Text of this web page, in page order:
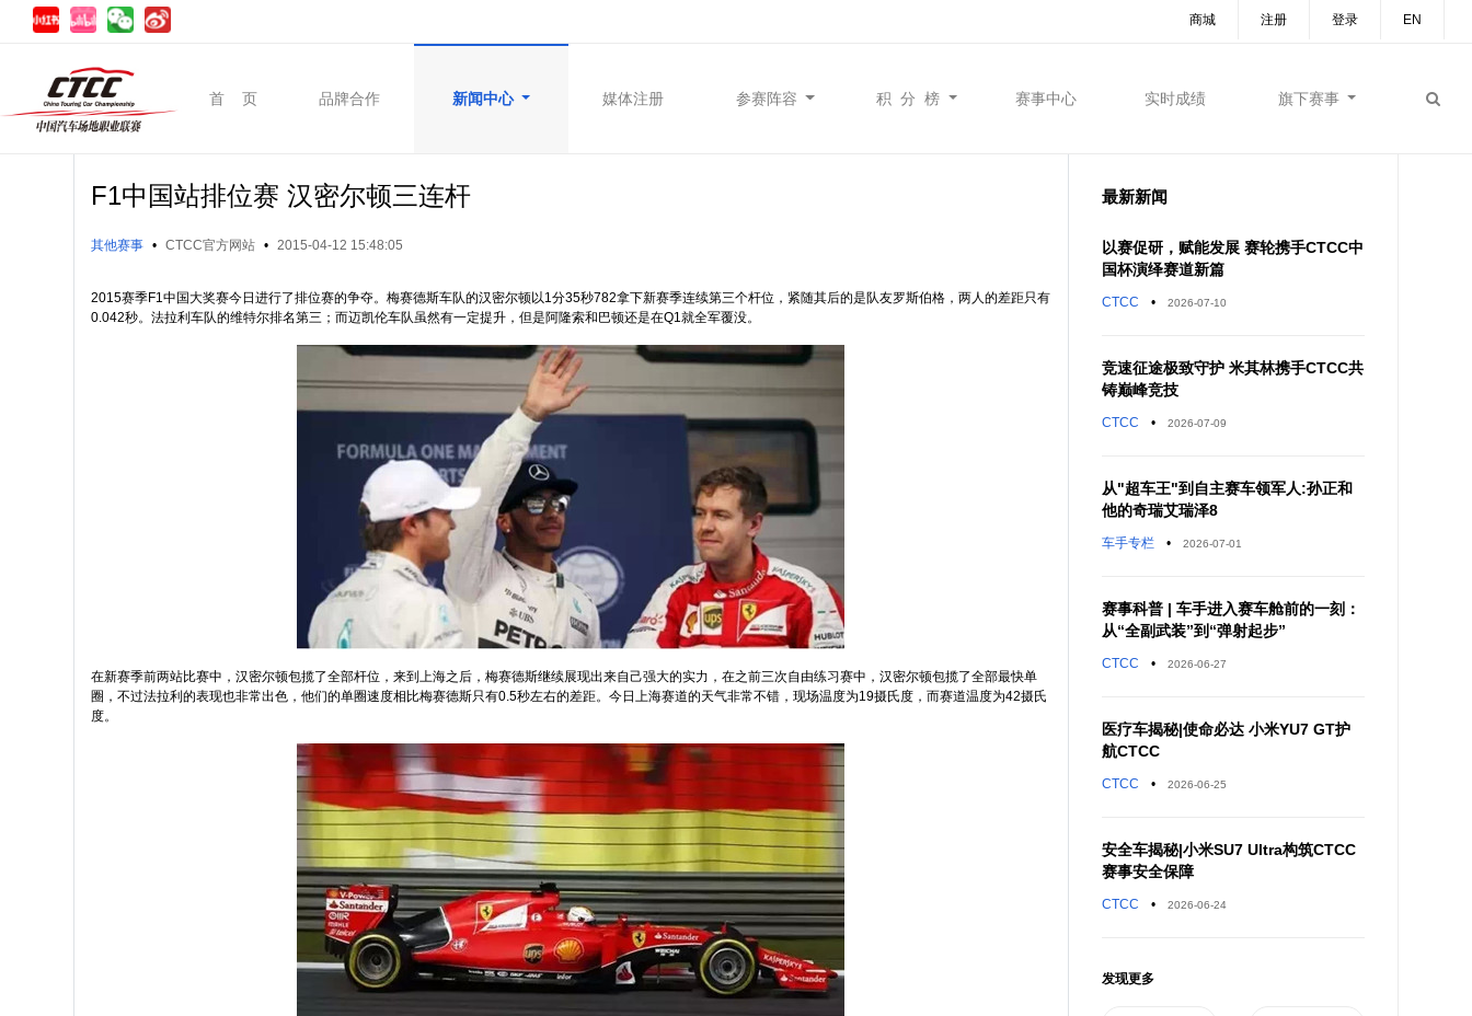
EN
登录
注册
商城
首 页 品牌合作 新闻中心 媒体注册 参赛阵容 积 分 榜 赛事中心 实时成绩 旗下赛事
F1中国站排位赛 汉密尔顿三连杆
其他赛事 • CTCC官方网站 • 2015-04-12 15:48:05
2015赛季F1中国大奖赛今日进行了排位赛的争夺。梅赛德斯车队的汉密尔顿以1分35秒782拿下新赛季连续第三个杆位，紧随其后的是队友罗斯伯格，两人的差距只有
0.042秒。法拉利车队的维特尔排名第三；而迈凯伦车队虽然有一定提升，但是阿隆索和巴顿还是在Q1就全军覆没。
在新赛季前两站比赛中，汉密尔顿包揽了全部杆位，来到上海之后，梅赛德斯继续展现出来自己强大的实力，在之前三次自由练习赛中，汉密尔顿包揽了全部最快单
圈，不过法拉利的表现也非常出色，他们的单圈速度相比梅赛德斯只有0.5秒左右的差距。今日上海赛道的天气非常不错，现场温度为19摄氏度，而赛道温度为42摄氏
度。
最新新闻
以赛促研，赋能发展 赛轮携手CTCC中
国杯演绎赛道新篇
CTCC • 2026-07-10
竞速征途极致守护 米其林携手CTCC共
铸巅峰竞技
CTCC • 2026-07-09
从"超车王"到自主赛车领军人:孙正和
他的奇瑞艾瑞泽8
车手专栏 • 2026-07-01
赛事科普 | 车手进入赛车舱前的一刻：
从“全副武装”到“弹射起步”
CTCC • 2026-06-27
医疗车揭秘|使命必达 小米YU7 GT护
航CTCC
CTCC • 2026-06-25
安全车揭秘|小米SU7 Ultra构筑CTCC
赛事安全保障
CTCC • 2026-06-24
发现更多